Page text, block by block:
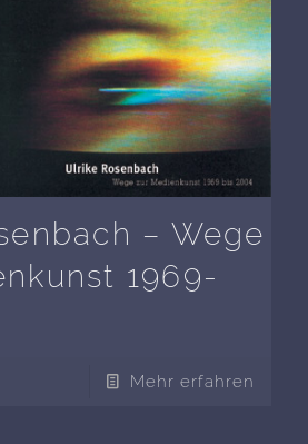
– Wege
1969-
Mehr erfahren